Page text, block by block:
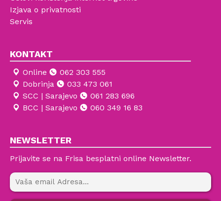
Izjava o privatnosti
Servis
KONTAKT
Online
062 303 555
Dobrinja
033 473 061
SCC | Sarajevo
061 283 696
BCC | Sarajevo
060 349 16 83
NEWSLETTER
Prijavite se na Frisa besplatni online Newsletter.